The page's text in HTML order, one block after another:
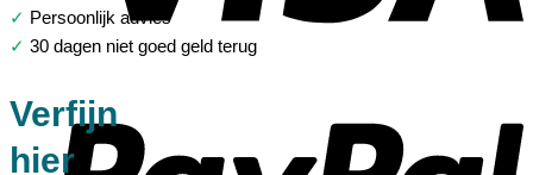
✓ Persoonlijk advies
✓ 30 dagen niet goed geld terug
Verfijn
hier